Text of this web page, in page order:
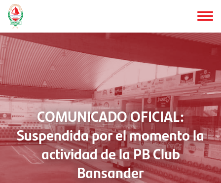
Saltar
al
contenido
principal
COMUNICADO OFICIAL:
Suspendida por el momento la
actividad de la PB Club
Bansander